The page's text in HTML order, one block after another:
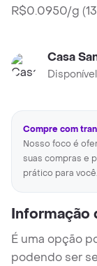
R$0.0950/g (
Casa
Compre com
Nosso foco é
suas compras e
prático para você.
Informação
É uma opção
podendo ser